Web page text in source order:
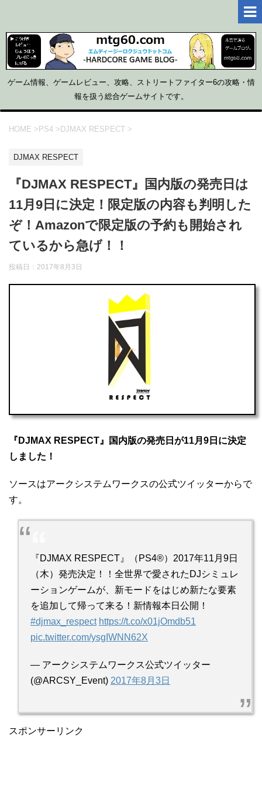
ゲーム情報、ゲームレビュー、攻略、ストリートファイター6の攻略・情
報を扱う総合ゲームサイトです。
HOME >PS4 >DJMAX RESPECT >
DJMAX RESPECT
『DJMAX RESPECT』国内版の発売日は
11月9日に決定！限定版の内容も判明した
ぞ！Amazonで限定版の予約も開始され
ているから急げ！！
投稿日： 2017年8月3日
『DJMAX RESPECT』国内版の発売日が11月9日に決定
しました！
ソースはアークシステムワークスの公式ツイッターからで
す。
『DJMAX RESPECT』（PS4®）2017年11月9日
（木）発売決定！！全世界で愛されたDJシミュレ
ーションゲームが、新モードをはじめ新たな要素
を追加して帰って来る！新情報本日公開！
#djmax_respect https://t.co/x01jOmdb51
pic.twitter.com/ysgIWNN62X
— アークシステムワークス公式ツイッター
(@ARCSY_Event) 2017年8月3日
スポンサーリンク